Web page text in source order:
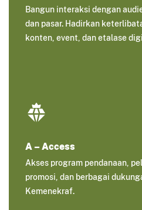
Bangun interaksi dengan
dan pasar. Hadirkan
konten, event, dan etalase
A – Access
Akses program pendanaan,
promosi, dan berbagai
Kemenekraf.